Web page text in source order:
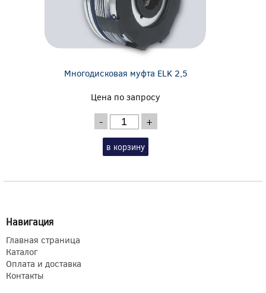
Многодисковая муфта ELK 2,5
Цена по запросу
- +
в корзину
Навигация
Главная страница
Каталог
Оплата и доставка
Контакты